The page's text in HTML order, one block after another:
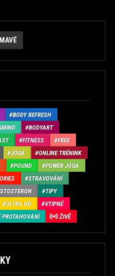
BODY REFRESH
BODYART
FITNESS
FREE
JÓGA
ONLINE TRÉNINK
POUND
POWER JÓGA
STRAVOVÁNÍ
TIPY
ULTRA HD
VTIPNÉ
PROTAHOVÁNÍ ŽIVĚ